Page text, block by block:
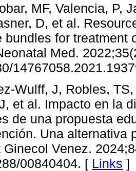
MF, Valencia, P,
D, et al.
bundles for treatment
Med.
Wulff, J, Robles,
et al. Impacto en la
de una propuesta
Una alternativa
Ginecol Venez.
00840404. [ Links ]